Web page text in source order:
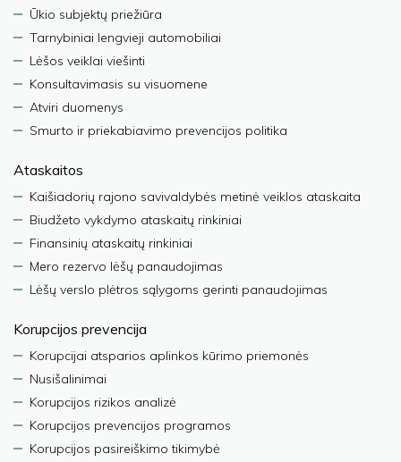
Ūkio subjektų priežiūra
Tarnybiniai lengvieji automobiliai
Lėšos veiklai viešinti
Konsultavimasis su visuomene
Atviri duomenys
Smurto ir priekabiavimo prevencijos politika
Ataskaitos
Kaišiadorių rajono savivaldybės metinė veiklos ataskaita
Biudžeto vykdymo ataskaitų rinkiniai
Finansinių ataskaitų rinkiniai
Mero rezervo lėšų panaudojimas
Lėšų verslo plėtros sąlygoms gerinti panaudojimas
Korupcijos prevencija
Korupcijai atsparios aplinkos kūrimo priemonės
Nusišalinimai
Korupcijos rizikos analizė
Korupcijos prevencijos programos
Korupcijos pasireiškimo tikimybė